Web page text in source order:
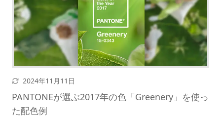
更新日
2024年11月11日
PANTONEが選ぶ2017年の色「Greenery」を使っ
た配色例